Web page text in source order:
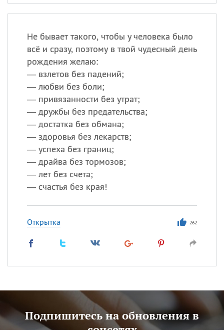
Не бывает такого, чтобы у человека было
всё и сразу, поэтому в твой чудесный день
рождения желаю:
— взлетов без падений;
— любви без боли;
— привязанности без утрат;
— дружбы без предательства;
— достатка без обмана;
— здоровья без лекарств;
— успеха без границ;
— драйва без тормозов;
— лет без счета;
— счастья без края!
Открытка 262
Подпишитесь на обновления в